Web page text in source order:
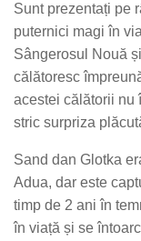
Sunt prezentați pe
puternici magi în
Sângerosul Nouă
călătoresc
acestei călătorii nu
stric surpriza
Sand dan Glotka
Adua, dar este
timp de 2 ani în
în viață și se